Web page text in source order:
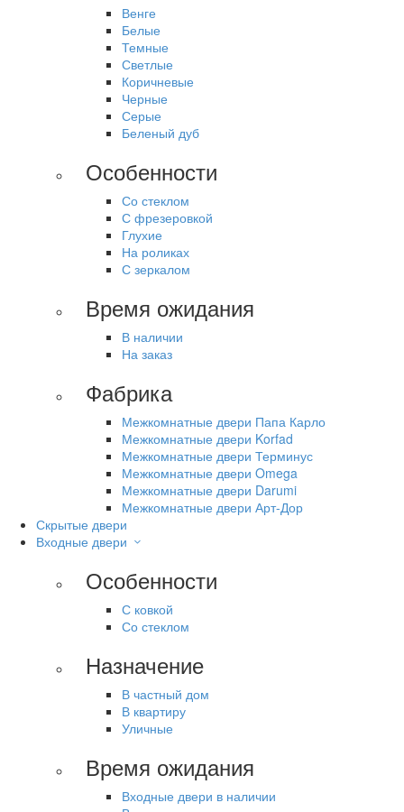
Венге
Белые
Темные
Светлые
Коричневые
Черные
Серые
Беленый дуб
Особенности
Со стеклом
С фрезеровкой
Глухие
На роликах
С зеркалом
Время ожидания
В наличии
На заказ
Фабрика
Межкомнатные двери Папа Карло
Межкомнатные двери Korfad
Межкомнатные двери Терминус
Межкомнатные двери Omega
Межкомнатные двери Darumi
Межкомнатные двери Арт-Дор
Скрытые двери
Входные двери
Особенности
С ковкой
Со стеклом
Назначение
В частный дом
В квартиру
Уличные
Время ожидания
Входные двери в наличии